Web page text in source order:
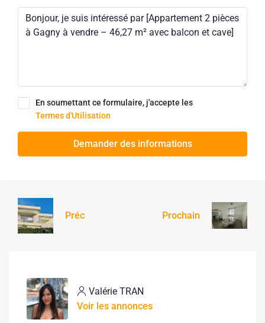
En soumettant ce formulaire, j'accepte les
Termes d'Utilisation
Demander des informations
Préc Prochain
Valérie TRAN
Voir les annonces